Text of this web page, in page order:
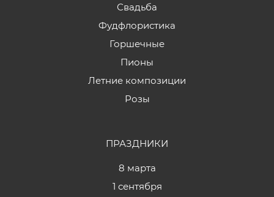
Свадьба
Фудфлористика
Горшечные
Пионы
Летние композиции
Розы
ПРАЗДНИКИ
8 марта
1 сентября